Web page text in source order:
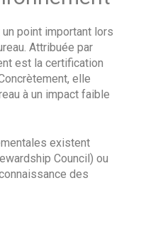
point important lors
Attribuée par
est la certification
elle
à un impact faible
existent
Council) ou
des